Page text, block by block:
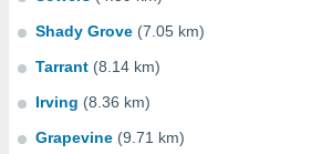
Shady Grove (7.05 km)
Tarrant (8.14 km)
Irving (8.36 km)
Grapevine (9.71 km)